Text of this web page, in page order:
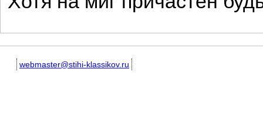
webmaster@stihi-klassikov.ru